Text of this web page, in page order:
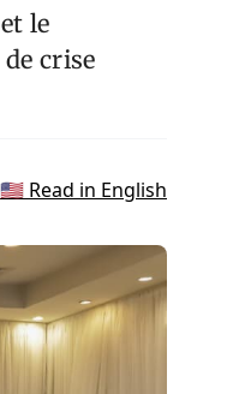
le
crise
🇺🇸 Read in English